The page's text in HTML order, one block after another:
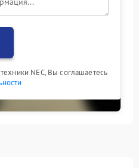
NEC, Вы соглашаетесь